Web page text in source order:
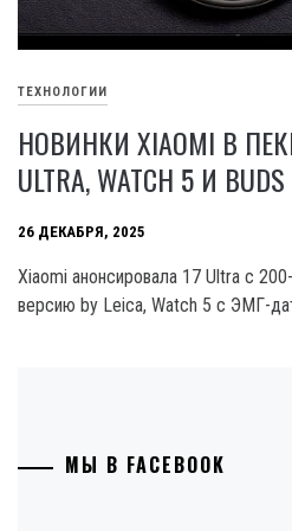
ТЕХНОЛОГИИ
НОВИНКИ XIAOMI В
ULTRA, WATCH 5 И
26 ДЕКАБРЯ, 2025
Xiaomi анонсировала 17 Ultra с
версию by Leica, Watch 5 с ЭМГ-
МЫ В FACEBOOK